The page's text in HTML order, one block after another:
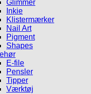
Glimmer
Inkie
Klistermærker
Nail Art
Pigment
Shapes
E-file
Pensler
Tipper
Værktøj